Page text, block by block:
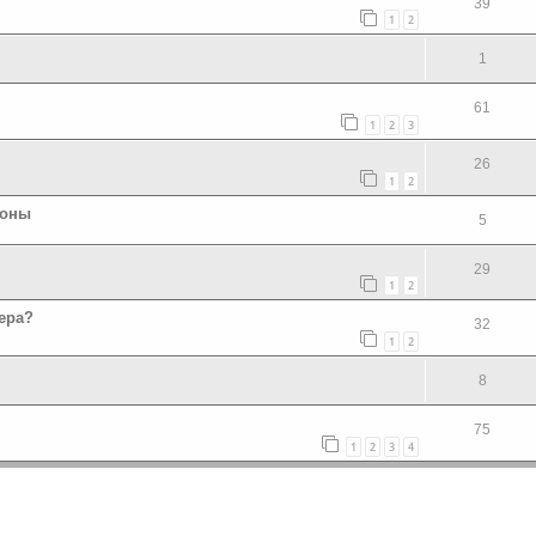
1 2
1
1 2 3
61
1 2
26
5
1 2
29
1 2
32
8
1 2 3 4
75